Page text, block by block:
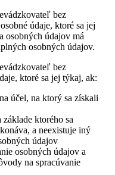
bez
údaje, ktoré sa jej
osobných údajov má
osobných údajov.
bez
ktoré sa jej týkaj, ak:
účel, na ktorý sa získali
ktorého sa
a neexistuje iný
údajov
osobných údajov a
na spracúvanie